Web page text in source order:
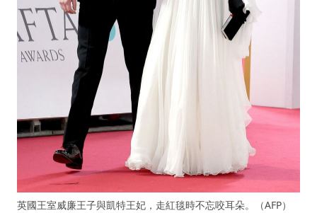
英國王室威廉王子與凱特王妃，走紅毯時不忘咬耳朵。（AFP）